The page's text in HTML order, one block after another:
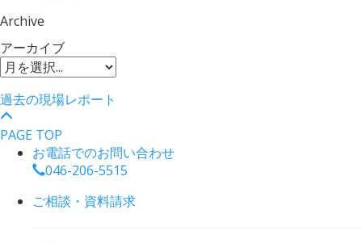
Archive
アーカイブ
過去の現場レポート
PAGE TOP
お電話でのお問い合わせ
046-206-5515
ご相談・資料請求